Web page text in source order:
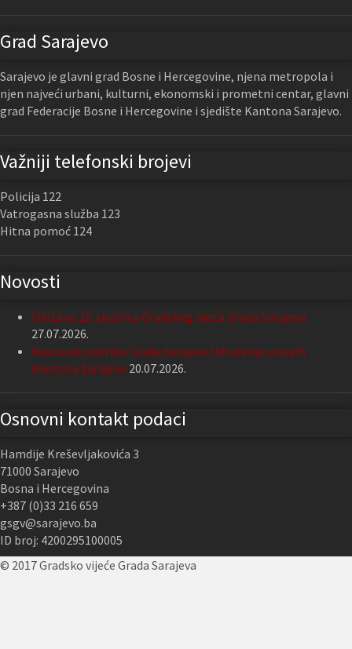
Grad Sarajevo
Sarajevo je glavni grad Bosne i Hercegovine, njena metropola i
njen najveći urbani, kulturni, ekonomski i prometni centar, glavni
grad Federacije Bosne i Hercegovine i sjedište Kantona Sarajevo.
Važniji telefonski brojevi
Policija 122
Vatrogasna služba 123
Hitna pomoć 124
Novosti
Održana 13. sjednica Gradskog vijeća Grada Sarajeva
27.07.2026.
Nastavak podrške Grada Sarajeva Udruženju slijepih
Kantona Sarajevo 20.07.2026.
Osnovni kontakt podaci
Hamdije Kreševljakovića 3
71000 Sarajevo
Bosna i Hercegovina
+387 (0)33 216 659
gsgv@sarajevo.ba
ID broj: 4200295100005
© 2017 Gradsko vijeće Grada Sarajeva